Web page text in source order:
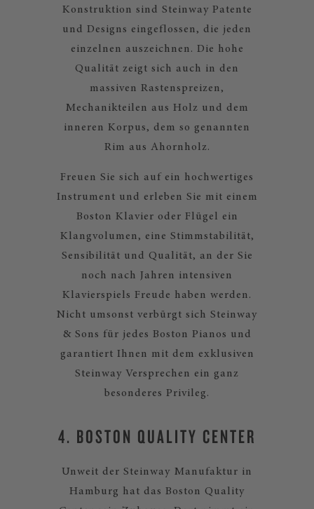
Konstruktion sind Steinway Patente
und Designs eingeflossen, die jeden
einzelnen auszeichnen. Die hohe
Qualität zeigt sich auch in den
massiven Rastenspreizen,
Mechanikteilen aus Holz und dem
inneren Korpus, dem so genannten
Rim aus Ahornholz.
Freuen Sie sich auf ein hochwertiges
Instrument und erleben Sie mit einem
Boston Klavier oder Flügel ein
Klangvolumen, eine Stimmstabilität,
Sensibilität und Qualität, an der Sie
noch nach Jahren intensiven
Klavierspiels Freude haben werden.
Nicht umsonst verbürgt sich Steinway
& Sons für jedes Boston Pianos und
garantiert Ihnen mit dem exklusiven
Steinway Versprechen ein ganz
besonderes Privileg.
4. BOSTON QUALITY CENTER
Unweit der Steinway Manufaktur in
Hamburg hat das Boston Quality